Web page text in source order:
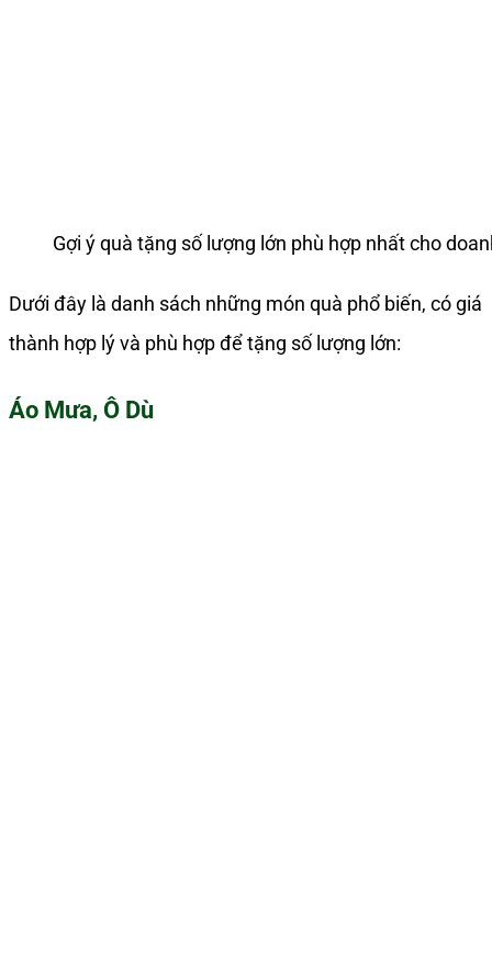
Gợi ý quà tặng số lượng lớn phù hợp nhất cho
Dưới đây là danh sách những món quà phổ biến, có giá
thành hợp lý và phù hợp để tặng số lượng lớn:
Áo Mưa, Ô Dù